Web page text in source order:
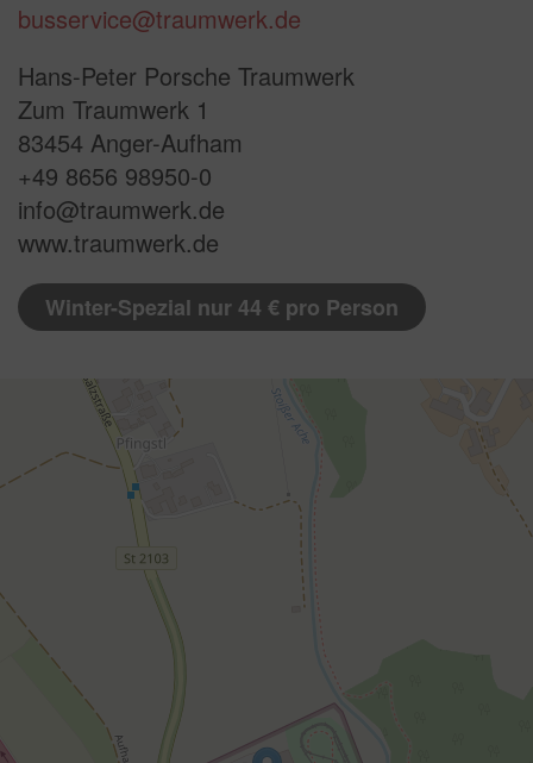
busservice@traumwerk.de
Hans-Peter Porsche Traumwerk
Zum Traumwerk 1
83454 Anger-Aufham
+49 8656 98950-0
info@traumwerk.de
www.traumwerk.de
Winter-Spezial nur 44 € pro Person